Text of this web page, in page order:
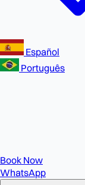
Español
Português
Book Now
WhatsApp